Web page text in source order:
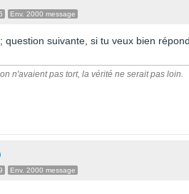
Env. 2000 message
question suivante, si tu veux bien
n'avaient pas tort, la vérité ne serait pas loin.
Env. 2000 message